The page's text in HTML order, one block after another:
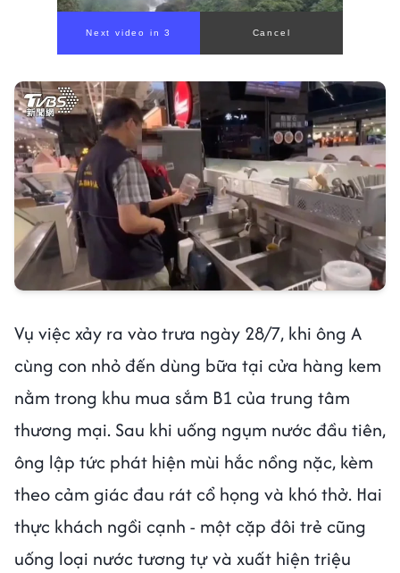
Next video in 1 Cancel
Vụ việc xảy ra vào trưa ngày 28/7, khi ông A
cùng con nhỏ đến dùng bữa tại cửa hàng kem
nằm trong khu mua sắm B1 của trung tâm
thương mại. Sau khi uống ngụm nước đầu tiên,
ông lập tức phát hiện mùi hắc nồng nặc, kèm
theo cảm giác đau rát cổ họng và khó thở. Hai
thực khách ngồi cạnh - một cặp đôi trẻ cũng
uống loại nước tương tự và xuất hiện triệu